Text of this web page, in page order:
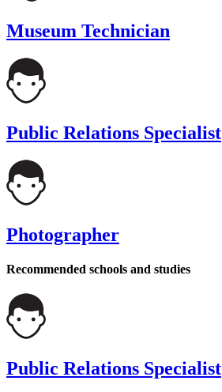
Museum Technician
Public Relations Specialist
Photographer
Recommended schools and studies
Public Relations Specialist